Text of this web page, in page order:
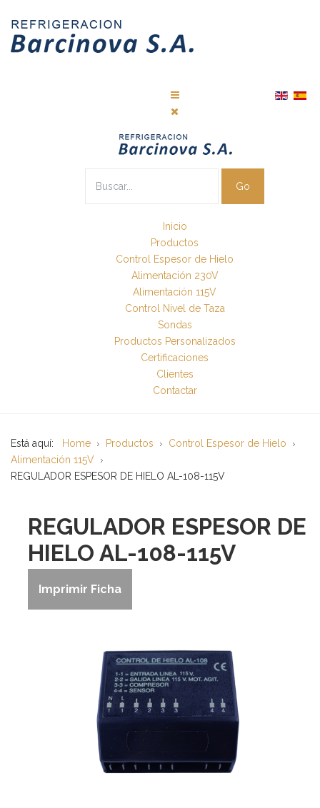
Go
Inicio
Productos
Control Espesor de Hielo
Alimentación 230V
Alimentación 115V
Control Nivel de Taza
Sondas
Productos Personalizados
Certificaciones
Clientes
Contactar
Está aquí: Home Productos
Control Espesor de Hielo
Alimentación 115V
REGULADOR ESPESOR DE HIELO AL-108-115V
REGULADOR ESPESOR DE
HIELO AL-108-115V
Imprimir Ficha